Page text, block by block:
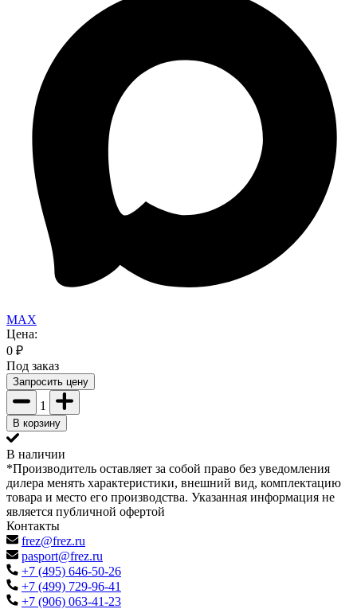
MAX
Цена:
0 ₽
Под заказ
Запросить цену
1
В корзину
В наличии
*Производитель оставляет за собой право без уведомления
дилера менять характеристики, внешний вид, комплектацию
товара и место его производства. Указанная информация не
является публичной офертой
Контакты
frez@frez.ru
pasport@frez.ru
+7 (495) 646-50-26
+7 (499) 729-96-41
+7 (906) 063-41-23